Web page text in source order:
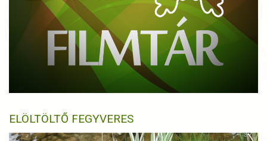
ELÖLTÖLTŐ FEGYVERES